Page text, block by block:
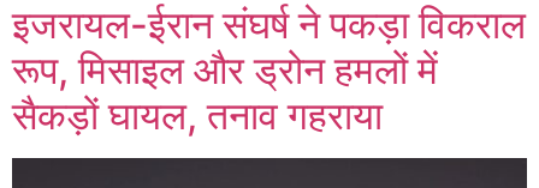
इजरायल-ईरान संघर्ष ने पकड़ा विकराल
रूप, मिसाइल और ड्रोन हमलों में
सैकड़ों घायल, तनाव गहराया